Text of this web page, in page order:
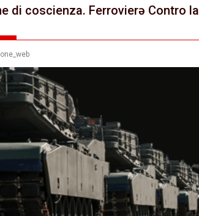
di coscienza. Ferrovierə Contro la